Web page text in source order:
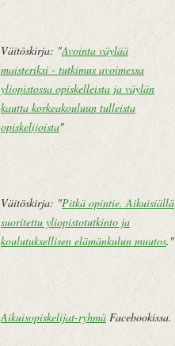
Väitöskirja: "Avointa väylää
maisteriksi - tutkimus avoimessa
yliopistossa opiskelleista ja väylän
kautta korkeakouluun tulleista
opiskelijoista"
Väitöskirja: "Pitkä opintie. Aikuisiällä
suoritettu yliopistotutkinto ja
koulutuksellisen elämänkulun muutos."
Aikuisopiskelijat-ryhmä Facebookissa.